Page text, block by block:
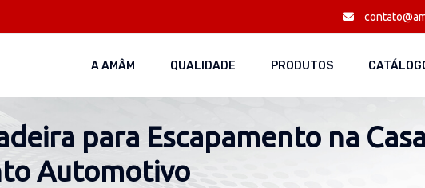
A AMÂM QUALIDADE PRODUTOS
para Escapamento na
Automotivo